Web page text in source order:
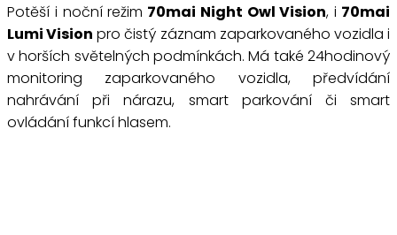
Potěší i noční režim 70mai Night Owl Vision, i 70mai
Lumi Vision pro čistý záznam zaparkovaného vozidla i
v horších světelných podmínkách. Má také 24hodinový
monitoring zaparkovaného vozidla, předvídání
nahrávání při nárazu, smart parkování či smart
ovládání funkcí hlasem.